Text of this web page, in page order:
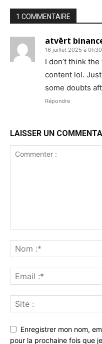
1 COMMENTAIRE
atvērt
16 juillet 2025 à 0h30
I don’t think
content lol.
some doubts
Répondre
LAISSER UN
Enregistrer mon nom,
pour la prochaine fois que